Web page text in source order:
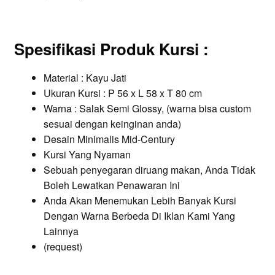
Spesifikasi Produk Kursi :
Material : Kayu Jati
Ukuran Kursi : P 56 x L 58 x T 80 cm
Warna : Salak Semi Glossy, (warna bisa custom
sesuai dengan keinginan anda)
Desain Minimalis Mid-Century
Kursi Yang Nyaman
Sebuah penyegaran diruang makan, Anda Tidak
Boleh Lewatkan Penawaran Ini
Anda Akan Menemukan Lebih Banyak Kursi
Dengan Warna Berbeda Di Iklan Kami Yang
Lainnya
(request)